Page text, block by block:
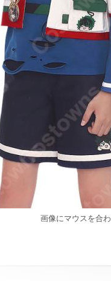
画像にマウスを合